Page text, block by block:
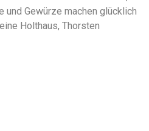
Gewürze machen glücklich
Holthaus, Thorsten